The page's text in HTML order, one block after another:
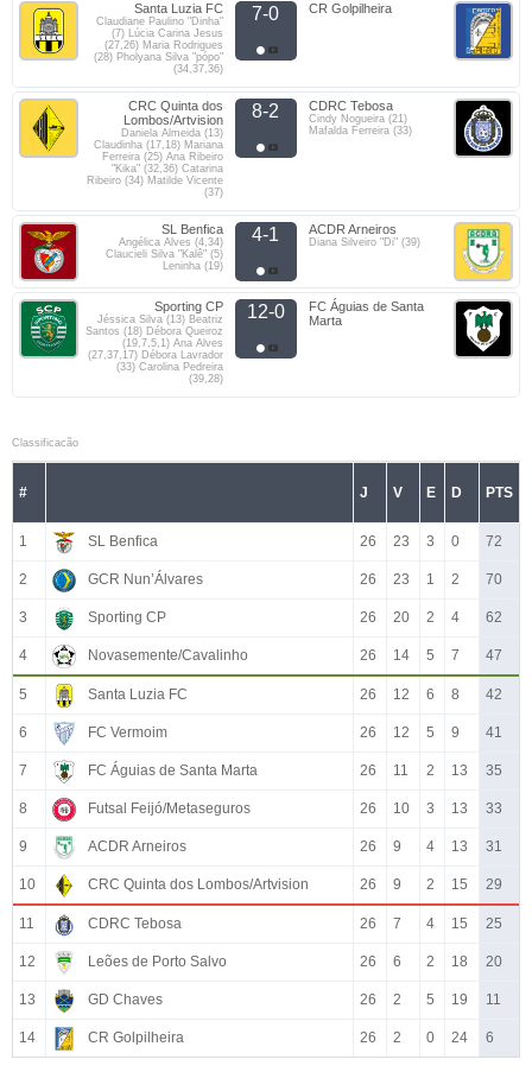
Santa Luzia FC
Claudiane Paulino "Dinha"
(7) Lúcia Carina Jesus
(27,26) Maria Rodrigues
(28) Pholyana Silva "pópo"
(34,37,36)
7-0 CR Golpilheira
CRC Quinta dos
Lombos/Artvision
Daniela Almeida (13)
Claudinha (17,18) Mariana
Ferreira (25) Ana Ribeiro
"Kika" (32,36) Catarina
Ribeiro (34) Matilde Vicente
(37)
8-2 CDRC Tebosa
Cindy Nogueira (21)
Mafalda Ferreira (33)
SL Benfica
Angélica Alves (4,34)
Claucieli Silva "Kalê" (5)
Leninha (19)
4-1 ACDR Arneiros
Diana Silveiro "Di" (39)
Sporting CP
Jéssica Silva (13) Beatriz
Santos (18) Débora Queiroz
(19,7,5,1) Ana Alves
(27,37,17) Débora Lavrador
(33) Carolina Pedreira
(39,28)
12-0
FC Águias de Santa
Marta
Classificacão
# J V E D PTS
1 SL Benfica 26 23 3 0 72
2 GCR Nun’Álvares 26 23 1 2 70
3 Sporting CP 26 20 2 4 62
4 Novasemente/Cavalinho 26 14 5 7 47
5 Santa Luzia FC 26 12 6 8 42
6 FC Vermoim 26 12 5 9 41
7 FC Águias de Santa Marta 26 11 2 13 35
8 Futsal Feijó/Metaseguros 26 10 3 13 33
9 ACDR Arneiros 26 9 4 13 31
10 CRC Quinta dos Lombos/Artvision 26 9 2 15 29
11 CDRC Tebosa 26 7 4 15 25
12 Leões de Porto Salvo 26 6 2 18 20
13 GD Chaves 26 2 5 19 11
14 CR Golpilheira 26 2 0 24 6